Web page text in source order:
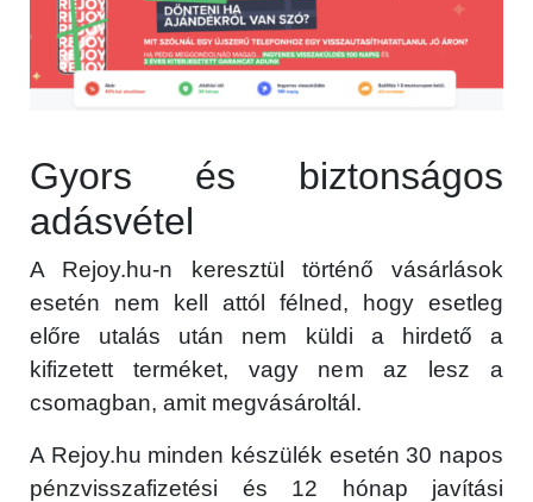
Gyors és biztonságos
adásvétel
A Rejoy.hu-n keresztül történő vásárlások
esetén nem kell attól félned, hogy esetleg
előre utalás után nem küldi a hirdető a
kifizetett terméket, vagy nem az lesz a
csomagban, amit megvásároltál.
A Rejoy.hu minden készülék esetén 30 napos
pénzvisszafizetési és 12 hónap javítási